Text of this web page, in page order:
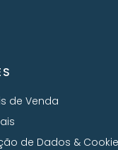
de Venda
de Dados &